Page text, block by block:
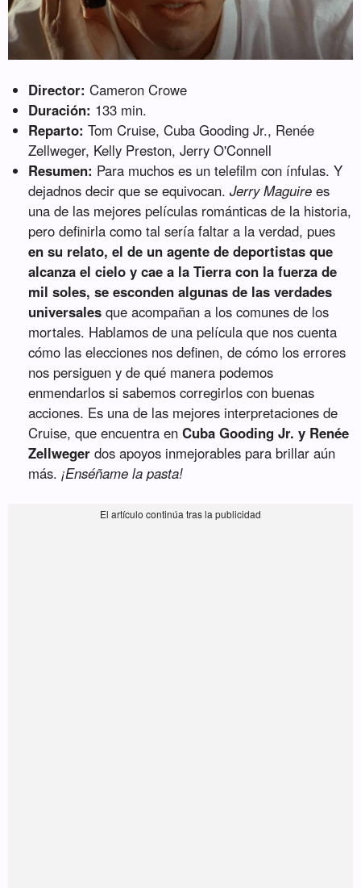
Director: Cameron Crowe
Duración: 133 min.
Reparto: Tom Cruise, Cuba Gooding Jr., Renée
Zellweger, Kelly Preston, Jerry O'Connell
Resumen: Para muchos es un telefilm con ínfulas. Y
dejadnos decir que se equivocan.Jerry Maguire es
una de las mejores películas románticas de la historia,
pero definirla como tal sería faltar a la verdad, pues
en su relato, el de un agente de deportistas que
alcanza el cielo y cae a la Tierra con la fuerza de
mil soles, se esconden algunas de las verdades
universales que acompañan a los comunes de los
mortales. Hablamos de una película que nos cuenta
cómo las elecciones nos definen, de cómo los errores
nos persiguen y de qué manera podemos
enmendarlos si sabemos corregirlos con buenas
acciones. Es una de las mejores interpretaciones de
Cruise, que encuentra enCuba Gooding Jr. y Renée
Zellweger dos apoyos inmejorables para brillar aún
más.¡Enséñame la pasta!